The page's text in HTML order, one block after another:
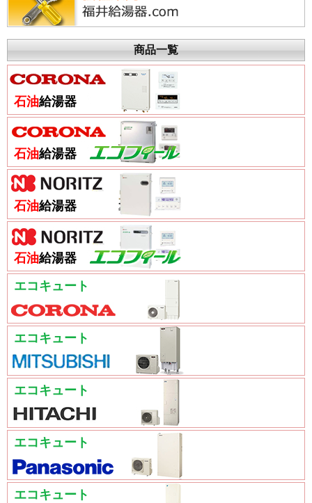
商品一覧
石油給湯器
石油給湯器
石油給湯器
石油給湯器
エコキュート
エコキュート
エコキュート
エコキュート
エコキュート